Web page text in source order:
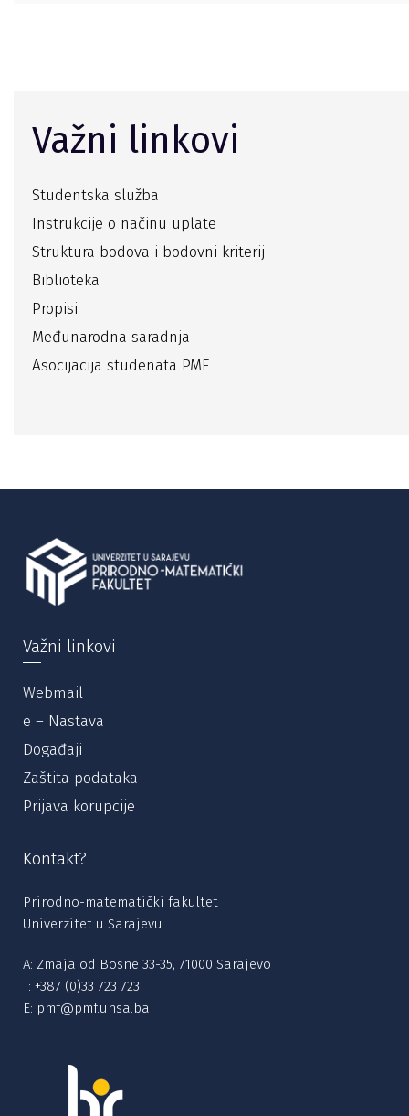
Važni linkovi
Studentska služba
Instrukcije o načinu uplate
Struktura bodova i bodovni kriterij
Biblioteka
Propisi
Međunarodna saradnja
Asocijacija studenata PMF
Važni linkovi
Webmail
e – Nastava
Događaji
Zaštita podataka
Prijava korupcije
Kontakt?
Prirodno-matematički fakultet
Univerzitet u Sarajevu
A: Zmaja od Bosne 33-35, 71000 Sarajevo
T: +387 (0)33 723 723
E: pmf@pmf.unsa.ba